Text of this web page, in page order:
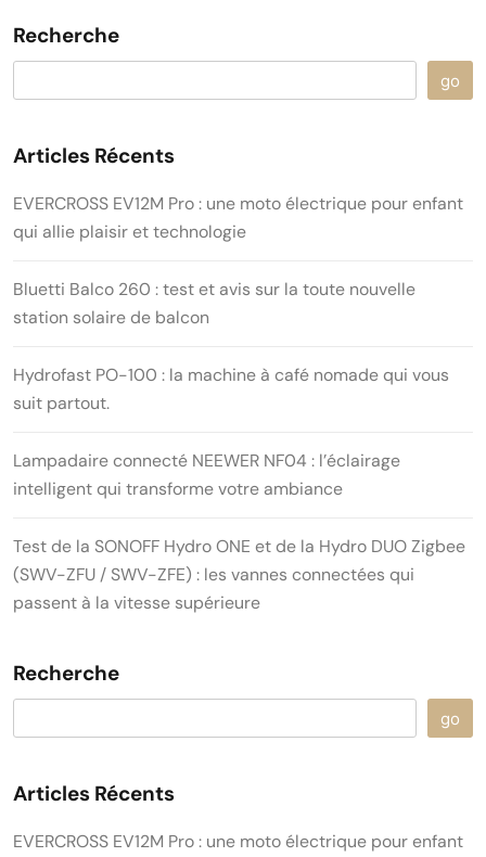
Recherche
go
Articles Récents
EVERCROSS EV12M Pro : une moto électrique pour enfant
qui allie plaisir et technologie
Bluetti Balco 260 : test et avis sur la toute nouvelle
station solaire de balcon
Hydrofast PO-100 : la machine à café nomade qui vous
suit partout.
Lampadaire connecté NEEWER NF04 : l’éclairage
intelligent qui transforme votre ambiance
Test de la SONOFF Hydro ONE et de la Hydro DUO Zigbee
(SWV-ZFU / SWV-ZFE) : les vannes connectées qui
passent à la vitesse supérieure
Recherche
go
Articles Récents
EVERCROSS EV12M Pro : une moto électrique pour enfant